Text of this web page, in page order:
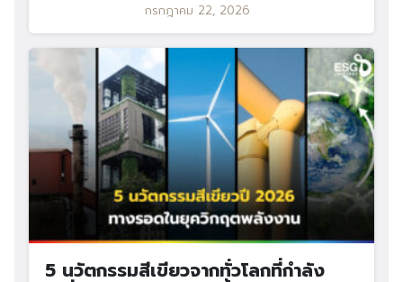
Search
for: Search
กรกฎาคม 22, 2026
5 นวัตกรรมสีเขียวจากทั่วโลกที่กำลัง